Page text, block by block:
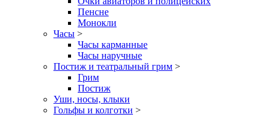
Пенсне
Монокли
Часы >
Часы карманные
Часы наручные
Постиж и театральный грим >
Грим
Постиж
Уши, носы, клыки
Гольфы и колготки >